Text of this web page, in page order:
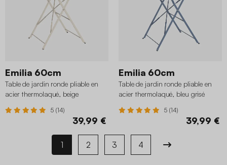
Emilia 60cm
Table de jardin ronde pliable en
acier thermolaqué, beige
5 (14)
39,99 €
Emilia 60cm
Table de jardin ronde pliable en
acier thermolaqué, bleu grisé
5 (14)
39,99 €
1 2 3 4